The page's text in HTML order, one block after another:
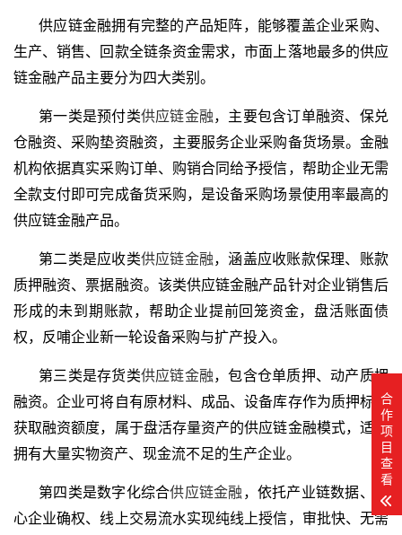
供应链金融拥有完整的产品矩阵，能够覆盖企业采购、
生产、销售、回款全链条资金需求，市面上落地最多的供应
链金融产品主要分为四大类别。
第一类是预付类供应链金融，主要包含订单融资、保兑
仓融资、采购垫资融资，主要服务企业采购备货场景。金融
机构依据真实采购订单、购销合同给予授信，帮助企业无需
全款支付即可完成备货采购，是设备采购场景使用率最高的
供应链金融产品。
第二类是应收类供应链金融，涵盖应收账款保理、账款
质押融资、票据融资。该类供应链金融产品针对企业销售后
形成的未到期账款，帮助企业提前回笼资金，盘活账面债
权，反哺企业新一轮设备采购与扩产投入。
第三类是存货类供应链金融，包含仓单质押、动产质押
融资。企业可将自有原材料、成品、设备库存作为质押标的
获取融资额度，属于盘活存量资产的供应链金融模式，适合
拥有大量实物资产、现金流不足的生产企业。
第四类是数字化综合供应链金融 ，依托产业链数据、核
心企业确权、线上交易流水实现纯线上授信，审批快、无需
合
作
项
目
查
看